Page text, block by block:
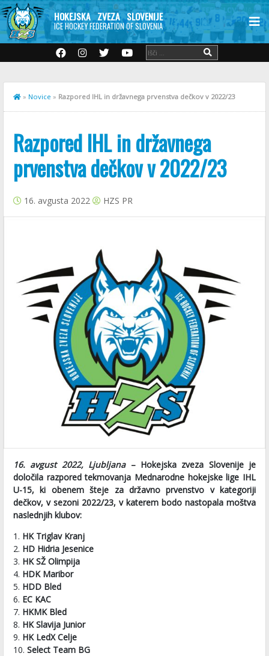
HOKEJSKA ZVEZA SLOVENIJE
ICE HOCKEY FEDERATION OF SLOVENIA
» Novice » Razpored IHL in državnega prvenstva dečkov v 2022/23
Razpored IHL in državnega
prvenstva dečkov v 2022/23
16. avgusta 2022 HZS PR
16. avgust 2022, Ljubljana– Hokejska zveza Slovenije je
določila razpored tekmovanja Mednarodne hokejske lige IHL
U-15, ki obenem šteje za državno prvenstvo v kategoriji
dečkov, v sezoni 2022/23, v katerem bodo nastopala moštva
naslednjih klubov:
1. HK Triglav Kranj
2. HD Hidria Jesenice
3. HK SŽ Olimpija
4. HDK Maribor
5. HDD Bled
6. EC KAC
7. HKMK Bled
8. HK Slavija Junior
9. HK LedX Celje
10. Select Team BG